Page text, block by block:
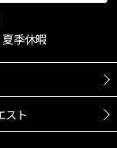
季休暇
スト